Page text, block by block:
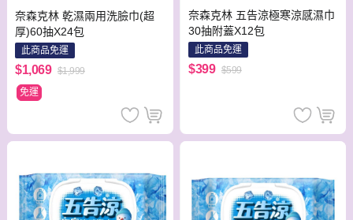
奈森克林 乾濕兩用洗臉巾(超
厚)60抽X24包
此商品免運
$1,069 $1,999
免運
奈森克林 五告涼極寒涼感濕巾
30抽附蓋X12包
此商品免運
$399 $599